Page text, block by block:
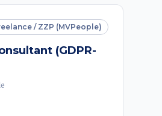
/ ZZP (MVPeople)
(GDPR-